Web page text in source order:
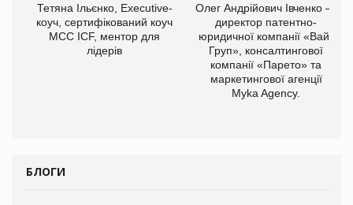
Тетяна Ільєнко, Executive-
коуч, сертифікований коуч
МСС ICF, ментор для
лідерів
Олег Андрійович Івченко —
директор патентно-
юридичної компанії «Вайз
Груп», консалтингової
компанії «Парето» та
маркетингової агенції
Myka Agency.
БЛОГИ